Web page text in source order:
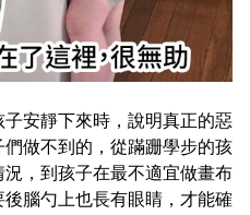
安靜下來時，說明真正的惡
做不到的，從蹣跚學步的孩
，到孩子在最不適宜做畫布
腦勺上也長有眼睛，才能確